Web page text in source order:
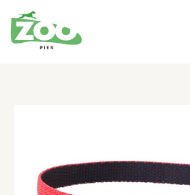
Przejdź
do
treści